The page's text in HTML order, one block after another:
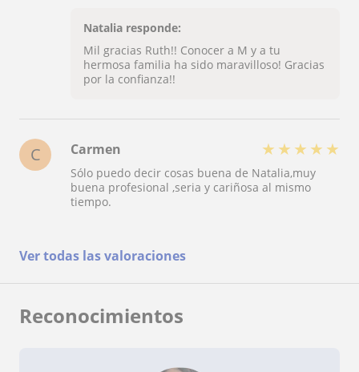
Natalia responde:
Mil gracias Ruth!! Conocer a M y a tu
hermosa familia ha sido maravilloso! Gracias
por la confianza!!
C Carmen ★ ★ ★ ★ ★
Sólo puedo decir cosas buena de Natalia,muy
buena profesional ,seria y cariñosa al mismo
tiempo.
Ver todas las valoraciones
Reconocimientos